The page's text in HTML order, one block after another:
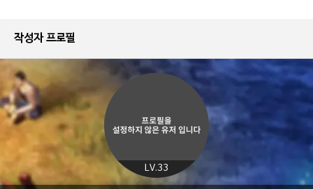
작성자 프로필
LV.33